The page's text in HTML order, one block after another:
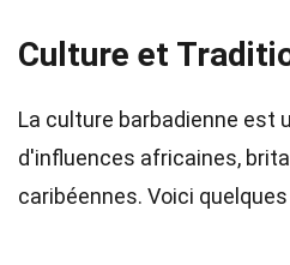
Culture et
La culture barbadienne est
d'influences africaines,
caribéennes. Voici